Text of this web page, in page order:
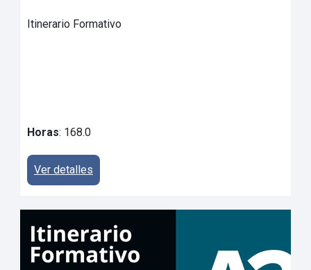
Itinerario Formativo
Horas: 168.0
Ver detalles